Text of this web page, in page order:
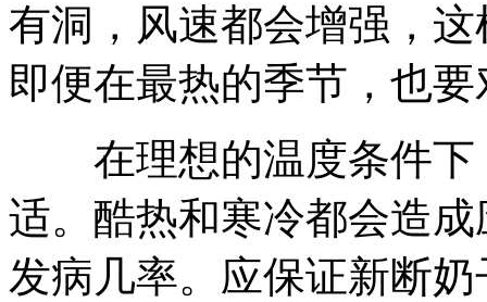
有洞，风速都会增强，
即便在最热的季节，也
在理想的温度条件下
适。酷热和寒冷都会造
发病几率。应保证新断